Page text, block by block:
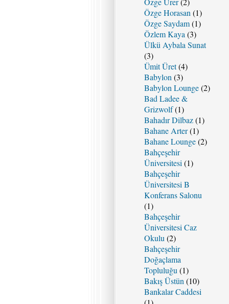
Özge Horasan (1)
Özge Saydam(1)
Özlem Kaya (3)
Ülkü Aybala Sunat
(3)
Ümit Üret(4)
Babylon (3)
Babylon Lounge(2)
Bad Ladee &
Grizwolf(1)
Bahadır Dilbaz(1)
Bahane Arter(1)
Bahane Lounge(2)
Bahçeşehir
Üniversitesi (1)
Bahçeşehir
Üniversitesi B
Konferans Salonu
(1)
Bahçeşehir
Üniversitesi Caz
Okulu (2)
Bahçeşehir
Doğaçlama
Topluluğu (1)
Bakış Üstün (10)
Bankalar Caddesi